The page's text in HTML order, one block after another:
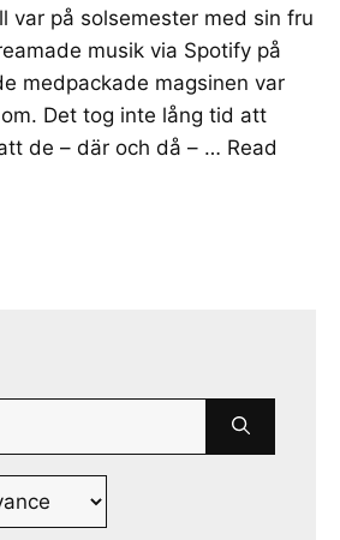
var på solsemester med sin fru
musik via Spotify på
medpackade magsinen var
Det tog inte lång tid att
de – där och då – … Read